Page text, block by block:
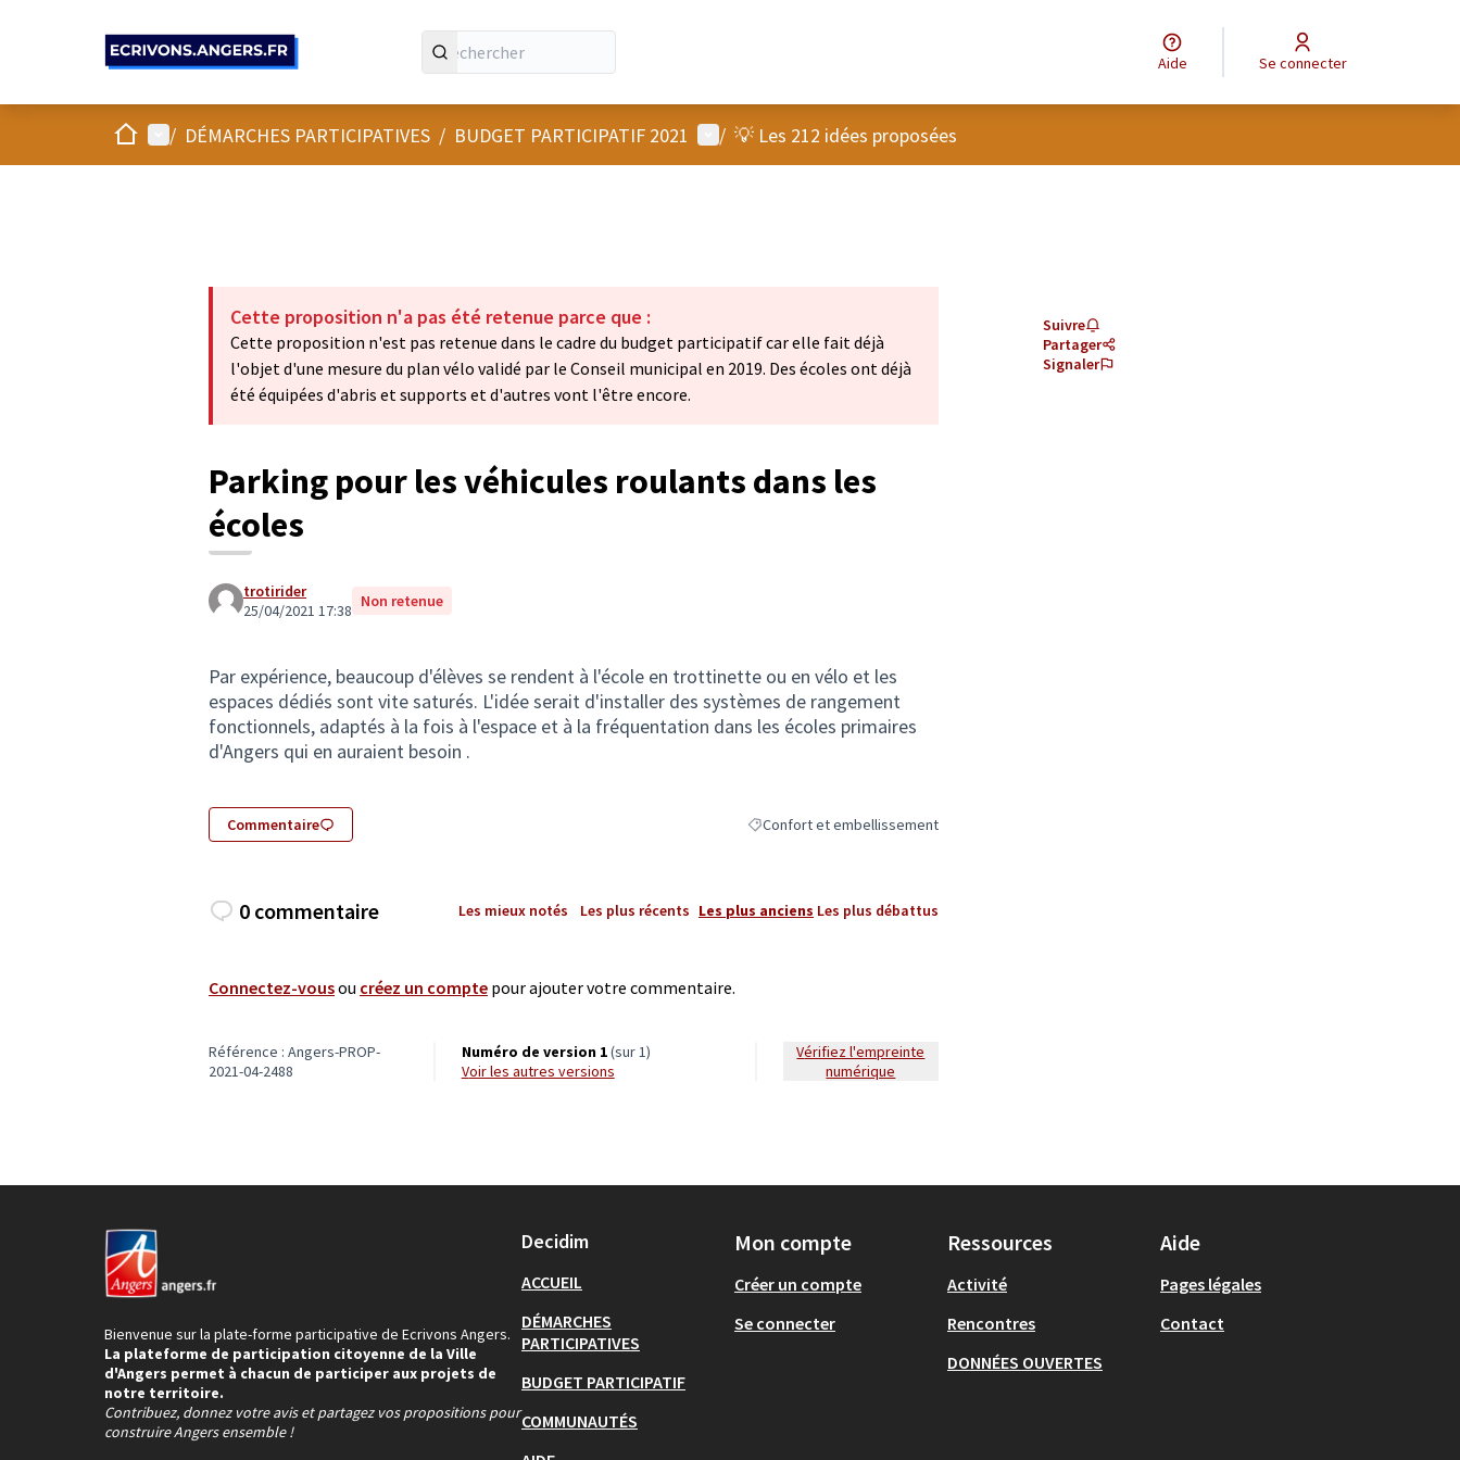
Aide Se connecter
AccueilMenu principal
/ DÉMARCHES PARTICIPATIVES / BUDGET PARTICIPATIF 2021 Menu utilisateur
/ 💡 Les 212 idées proposées
Cette proposition n'a pas été retenue parce que :
Cette proposition n'est pas retenue dans le cadre du budget participatif car elle fait déjà
l'objet d'une mesure du plan vélo validé par le Conseil municipal en 2019. Des écoles ont déjà
été équipées d'abris et supports et d'autres vont l'être encore.
Parking pour les véhicules roulants dans les
écoles
trotirider
25/04/2021 17:38 Non retenue
Par expérience, beaucoup d'élèves se rendent à l'école en trottinette ou en vélo et les
espaces dédiés sont vite saturés. L'idée serait d'installer des systèmes de rangement
fonctionnels, adaptés à la fois à l'espace et à la fréquentation dans les écoles primaires
d'Angers qui en auraient besoin .
Commentaire Filtrer les résultats de la catégorie : Confort et embellissement
Confort et embellissement
Suivre
Partager
Signaler
0 commentaire Les mieux notés Les plus récents Les plus anciens Les plus débattus
Connectez-vousou créez un compte pour ajouter votre commentaire.
Référence : Angers-PROP-
2021-04-2488
Numéro de version 1(sur 1)
voir les autres versions
Vérifiez l'empreinte
numérique
Bienvenue sur la plate-forme participative de Ecrivons Angers.
La plateforme de participation citoyenne de la Ville
d'Angers permet à chacun de participer aux projets de
notre territoire.
Contribuez, donnez votre avis et partagez vos propositions pour
construire Angers ensemble !
Decidim
ACCUEIL
DÉMARCHES
PARTICIPATIVES
BUDGET PARTICIPATIF
COMMUNAUTÉS
Mon compte
Créer un compte
Se connecter
Ressources
Activité
Rencontres
DONNÉES OUVERTES
Aide
Pages légales
Contact